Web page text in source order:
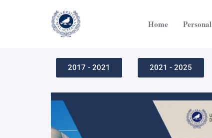
Home Personal
2017 - 2021 2021 - 2025